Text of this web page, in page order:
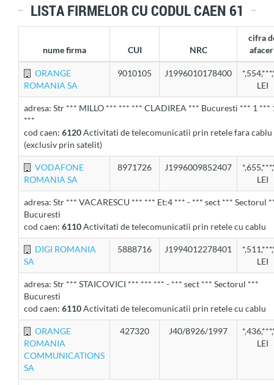
LISTA FIRMELOR CU CODUL CAEN 61
nume firma CUI NRC
cifra
ORANGE
ROMANIA SA
9010105 J1996010178400
LEI
adresa: Str *** MILLO *** *** *** CLADIREA *** Bucuresti *** 1 ***
***
cod caen: 6120Activitati de telecomunicatii prin retele fara cablu
(exclusiv prin satelit)
VODAFONE
ROMANIA SA
8971726 J1996009852407
LEI
adresa: Str *** VACARESCU *** *** Et:4 *** - *** sect *** Sectorul
Bucuresti
cod caen: 6110Activitati de telecomunicatii prin retele cu cablu
DIGI ROMANIA
SA
5888716 J1994012278401
LEI
adresa: Str *** STAICOVICI *** *** *** - *** sect *** Sectorul ***
Bucuresti
cod caen: 6110Activitati de telecomunicatii prin retele cu cablu
ORANGE
ROMANIA
COMMUNICATIONS
SA
427320 J40/8926/1997
LEI